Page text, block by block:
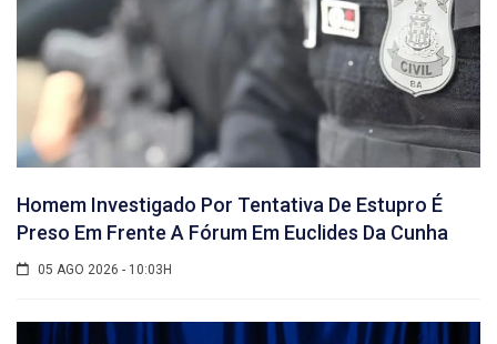
Homem Investigado Por Tentativa De Estupro É
Preso Em Frente A Fórum Em Euclides Da Cunha
05 AGO 2026 - 10:03H